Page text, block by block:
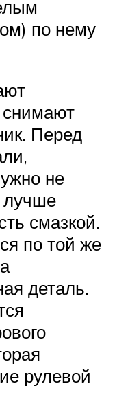
по нему
Перед
не
лучше
смазкой.
по той же
деталь.
рулевой